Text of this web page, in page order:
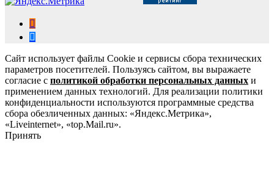
Сайт использует файлы Cookie и сервисы сбора технических
параметров посетителей. Пользуясь сайтом, вы выражаете
согласие с политикой обработки персональных данных и
применением данных технологий. Для реализации политики
конфиденциальности используются программные средства
сбора обезличенных данных: «Яндекс.Метрика»,
«Liveinternet», «top.Mail.ru».
Принять